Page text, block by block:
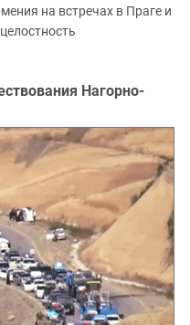
на встречах в Праге и
Нагорно-